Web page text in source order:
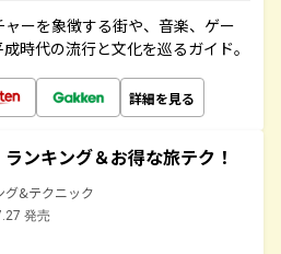
ーを象徴する街や、音楽、ゲー
時代の流行と文化を巡るガイド。
詳細を見る
ンキング＆お得な旅テク！
グ&テクニック
発売